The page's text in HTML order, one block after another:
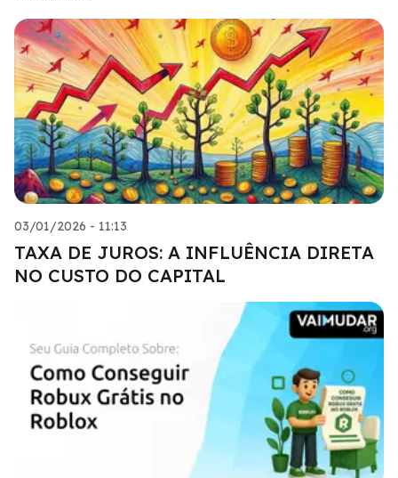
03/01/2026 - 11:13
TAXA DE JUROS: A INFLUÊNCIA DIRETA
NO CUSTO DO CAPITAL